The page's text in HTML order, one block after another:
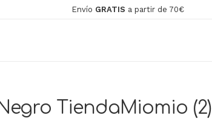
Envío GRATIS a partir de 70€
TiendaMiomio (2)